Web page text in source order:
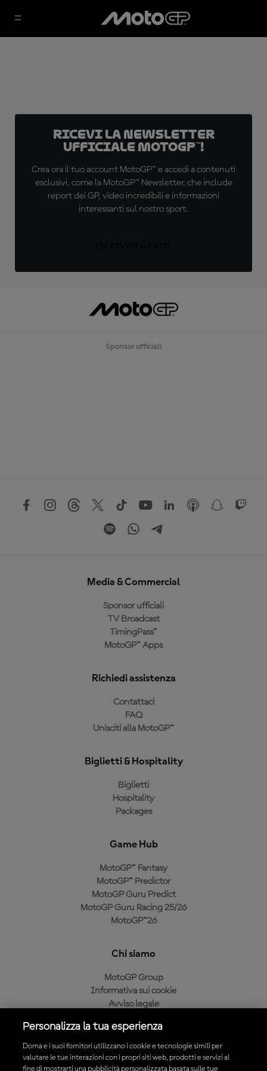
Ricevi la newsletter
ufficiale MotoGP™!
Crea ora il tuo account MotoGP™ e accedi a contenuti
esclusivi, come la MotoGP™ Newsletter, che include
report dei GP, video incredibili e informazioni
interessanti sul nostro sport.
Sponsor ufficiali
Media & Commercial
Sponsor ufficiali
TV Broadcast
TimingPass™
MotoGP™ Apps
Richiedi assistenza
Contattaci
FAQ
Unisciti alla MotoGP™
Biglietti & Hospitality
Biglietti
Hospitality
Packages
Game Hub
MotoGP™ Fantasy
MotoGP™ Predictor
MotoGP Guru Predict
MotoGP Guru Racing 25/26
MotoGP™26
Chi siamo
MotoGP Group
Informativa sui cookie
Avviso legale
Condizioni di acquisto
Personalizza la tua esperienza
Dorna e i suoi fornitori utilizzano i cookie e tecnologie simili per
valutare le tue interazioni con i propri siti web, prodotti e servizi al
fine di mostrarti una pubblicità personalizzata basata sulle tue